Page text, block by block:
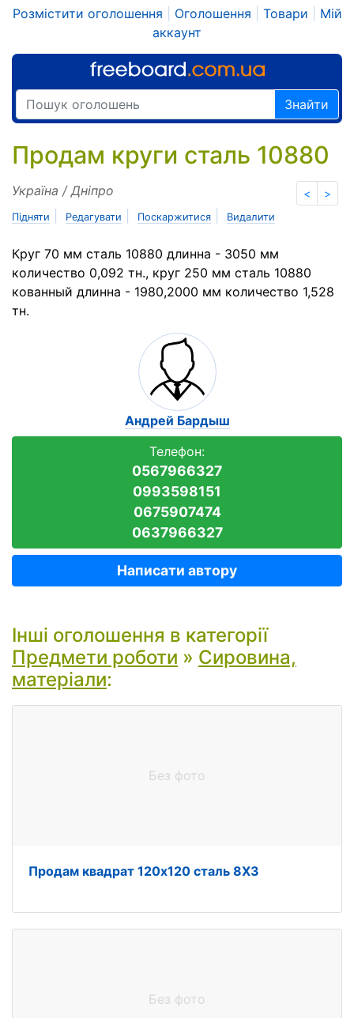
Розмістити оголошення Оголошення Товари
Мій
аккаунт
Знайти
Продам круги сталь 10880
< >
Україна / Дніпро
Підняти Редагувати Поскаржитися Видалити
Круг 70 мм сталь 10880 длинна - 3050 мм
количество 0,092 тн., круг 250 мм сталь 10880
кованный длинна - 1980,2000 мм количество 1,528
тн.
Андрей Бардыш
Телефон:
0567966327
0993598151
0675907474
0637966327
Написати автору
Інші оголошення в категорії
Предмети роботи » Сировина,
матеріали:
Без фото
Продам квадрат 120х120 сталь 8Х3
Без фото